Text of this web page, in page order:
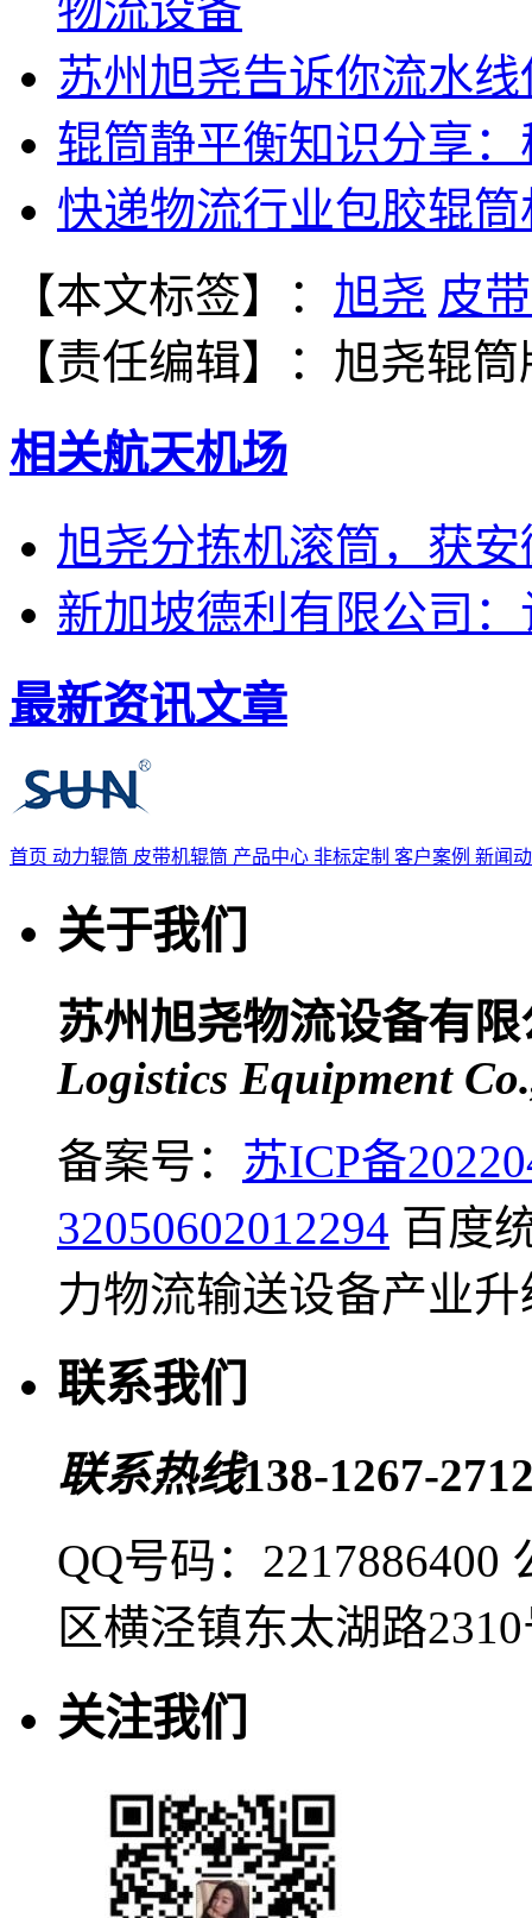
物流设备
苏州旭尧告诉你流水
辊筒静平衡知识分享
快递物流行业包胶辊
【本文标签】： 旭尧 皮
【责任编辑】： 旭尧辊筒
相关航天机场
旭尧分拣机滚筒，获
新加坡德利有限公司
最新资讯文章
首页 动力辊筒 皮带机辊筒 产品中心 非标定制 客户案例 新闻
关于我们
苏州旭尧物流设备有限
Logistics Equipment
备案号： 苏ICP备
32050602012294 百度
力物流输送设备产业升
联系我们
联系热线138-1267-
QQ号码：2217886400
区横泾镇东太湖路
关注我们